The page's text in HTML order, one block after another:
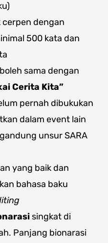
dengan
500 kata dan
sama dengan
Cerita Kita”
pernah dibukukan
dalam event lain
unsur SARA
yang baik dan
bahasa baku
singkat di
Panjang bionarasi